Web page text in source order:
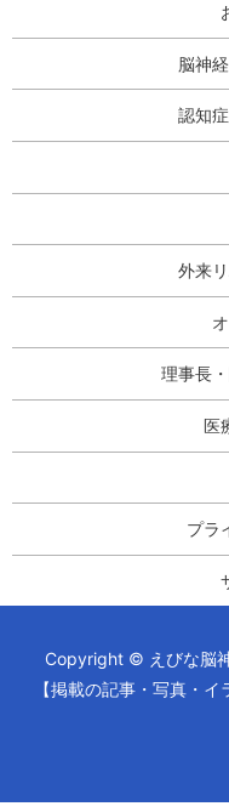
脳神
認知
外来
理事長
医
プラ
Copyright © えびな脳
【掲載の記事・写真・